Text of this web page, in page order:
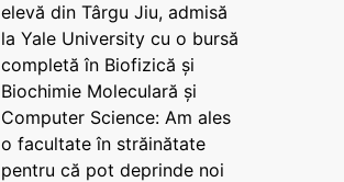
elevă din Târgu Jiu, admisă
la Yale University cu o bursă
completă în Biofizică și
Biochimie Moleculară și
Computer Science: Am ales
o facultate în străinătate
pentru că pot deprinde noi